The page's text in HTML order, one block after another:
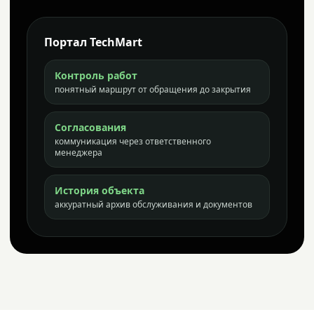
Портал TechMart
Контроль работ
понятный маршрут от обращения до закрытия
Согласования
коммуникация через ответственного
менеджера
История объекта
аккуратный архив обслуживания и документов